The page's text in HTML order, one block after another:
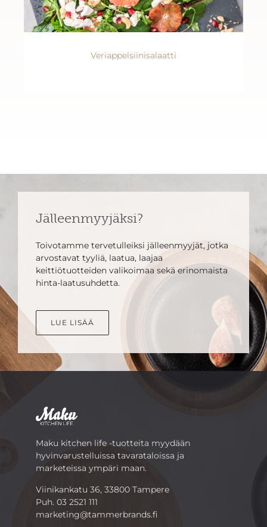
Veriappelsiinisalaatti
Jälleenmyyjäksi?
Toivotamme tervetulleiksi jälleenmyyjät, jotka
arvostavat tyyliä, laatua, laajaa
keittiötuotteiden valikoimaa sekä erinomaista
hinta-laatusuhdetta.
LUE LISÄÄ
Maku kitchen life -tuotteita myydään
hyvinvarustelluissa tavarataloissa ja
marketeissa ympäri maan.
Viinikankatu 36, 33800 Tampere
Puh. 03 2521 111
marketing@tammerbrands.fi